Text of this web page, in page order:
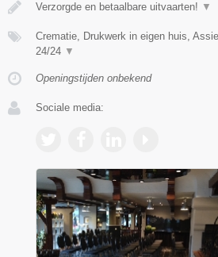
Verzorgde en betaalbare uitvaarten! ▼
Crematie, Drukwerk in eigen huis,
24/24 ▼
Openingstijden onbekend
Sociale media: